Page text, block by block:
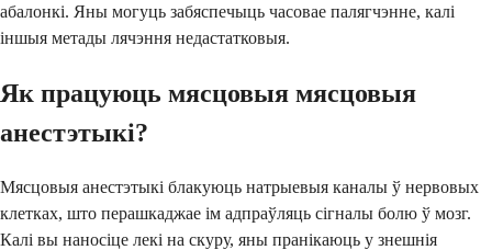
абалонкі. Яны могуць забяспечыць часовае палягчэнне, калі
іншыя метады лячэння недастатковыя.
Як працуюць мясцовыя мясцовыя
анестэтыкі?
Мясцовыя анестэтыкі блакуюць натрыевыя каналы ў нервовых
клетках, што перашкаджае ім адпраўляць сігналы болю ў мозг.
Калі вы наносіце лекі на скуру, яны пранікаюць у знешнія